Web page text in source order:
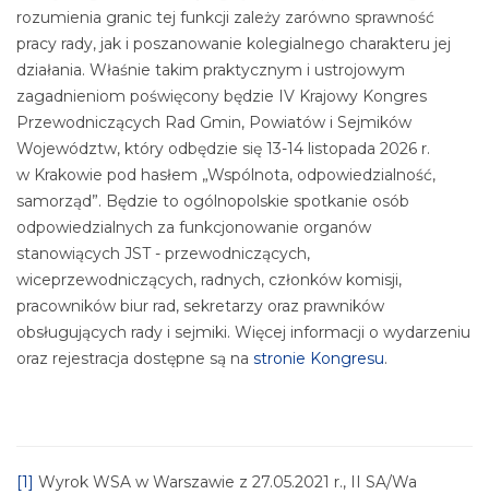
rozumienia granic tej funkcji zależy zarówno sprawność
pracy rady, jak i poszanowanie kolegialnego charakteru jej
działania. Właśnie takim praktycznym i ustrojowym
zagadnieniom poświęcony będzie IV Krajowy Kongres
Przewodniczących Rad Gmin, Powiatów i Sejmików
Województw, który odbędzie się 13-14 listopada 2026 r.
w Krakowie pod hasłem „Wspólnota, odpowiedzialność,
samorząd”. Będzie to ogólnopolskie spotkanie osób
odpowiedzialnych za funkcjonowanie organów
stanowiących JST - przewodniczących,
wiceprzewodniczących, radnych, członków komisji,
pracowników biur rad, sekretarzy oraz prawników
obsługujących rady i sejmiki. Więcej informacji o wydarzeniu
oraz rejestracja dostępne są na stronie Kongresu.
[1] Wyrok WSA w Warszawie z 27.05.2021 r., II SA/Wa